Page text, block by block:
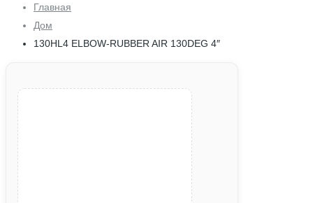
Главная
Дом
130HL4 ELBOW-RUBBER AIR 130DEG 4″